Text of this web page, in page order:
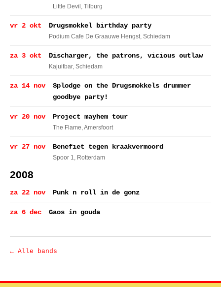
Little Devil , Tilburg
vr 2 okt Drugsmokkel birthday party
Podium Cafe De Graauwe Hengst, Schiedam
za 3 okt Discharger, the patrons, vicious outlaw
Kajuitbar, Schiedam
za 14 nov
Splodge on the Drugsmokkels drummer
goodbye party!
vr 20 nov Project mayhem tour
The Flame, Amersfoort
vr 27 nov Benefiet tegen kraakvermoord
Spoor 1, Rotterdam
2008
za 22 nov Punk n roll in de gonz
za 6 dec Gaos in gouda
← Alle bands